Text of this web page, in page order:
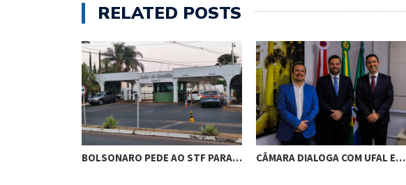
RELATED POSTS
BOLSONARO PEDE AO STF PARA… CÂMARA DIALOGA COM UFAL E…